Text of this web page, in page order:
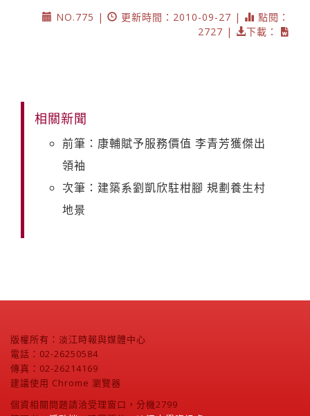
NO.775 |
更新時間：2010-09-27 |
點閱：
2727 |
下載：
相關新聞
前筆：康輔賦予服務價值 李青芳獲傑出
領袖
次筆：建築系劉凱欣駐柑腳 規劃養生村
地景
版權所有：淡江時報與媒體中心
電話：02-26250584
傳真：02-26214169
建議使用 Chrome 瀏覽器
個資相關問題請洽受理窗口，分機2799